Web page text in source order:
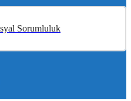
Sorumluluk